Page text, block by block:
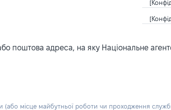
поштова адреса, на яку Національне
(або місце майбутньої роботи чи проходження